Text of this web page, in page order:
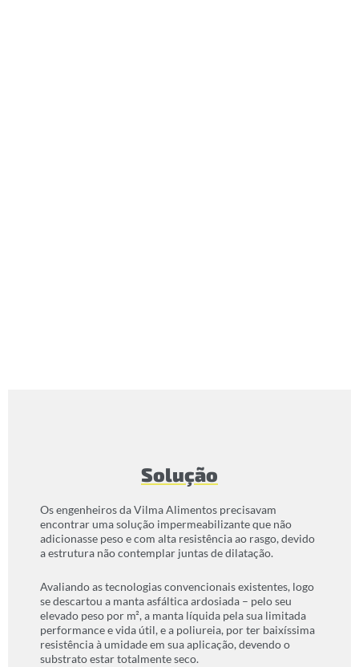
Solução
Os engenheiros da Vilma Alimentos precisavam
encontrar uma solução impermeabilizante que não
adicionasse peso e com alta resistência ao rasgo, devido
a estrutura não contemplar juntas de dilatação.
Avaliando as tecnologias convencionais existentes, logo
se descartou a manta asfáltica ardosiada – pelo seu
elevado peso por m², a manta líquida pela sua limitada
performance e vida útil, e a poliureia, por ter baixíssima
resistência à umidade em sua aplicação, devendo o
substrato estar totalmente seco.